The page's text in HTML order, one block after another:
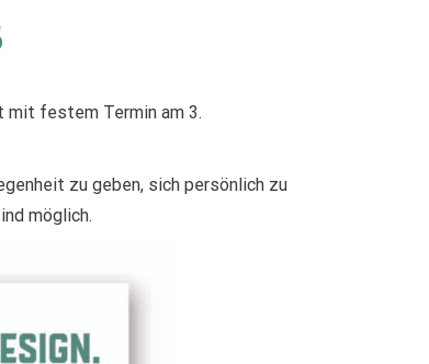
mit festem Termin am 3.
zu geben, sich persönlich zu
möglich.